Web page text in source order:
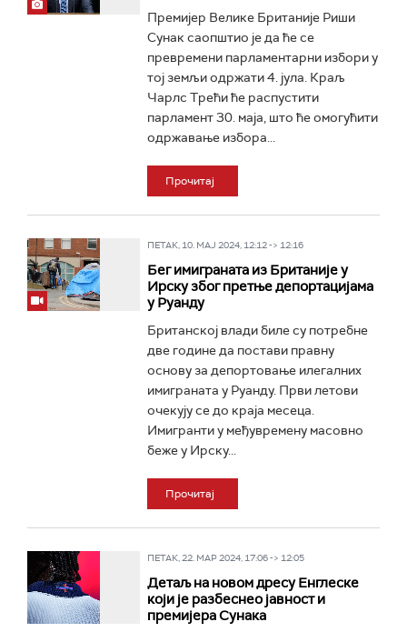
Премијер Велике Британије Риши
Сунак саопштио је да ће се
превремени парламентарни избори у
тој земљи одржати 4. јула. Краљ
Чарлс Трећи ће распустити
парламент 30. маја, што ће омогућити
одржавање избора...
Прочитај
ПЕТАК, 10. МАЈ 2024, 12:12 -> 12:16
Бег имиграната из Британије у
Ирску због претње депортацијама
у Руанду
Британској влади биле су потребне
две године да постави правну
основу за депортовање илегалних
имиграната у Руанду. Први летови
очекују се до краја месеца.
Имигранти у међувремену масовно
беже у Ирску...
Прочитај
ПЕТАК, 22. МАР 2024, 17:06 -> 12:05
Детаљ на новом дресу Енглеске
који је разбеснео јавност и
премијера Сунака